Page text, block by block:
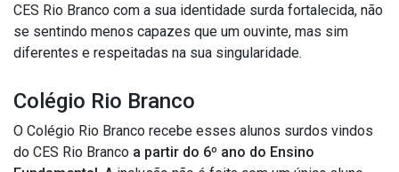
CES Rio Branco com a sua identidade surda fortalecida, não
se sentindo menos capazes que um ouvinte, mas sim
diferentes e respeitadas na sua singularidade.
Colégio Rio Branco
O Colégio Rio Branco recebe esses alunos surdos vindos
do CES Rio Branco a partir do 6º ano do Ensino